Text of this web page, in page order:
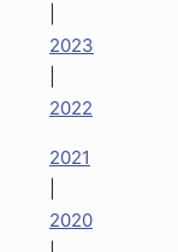
2023
2022
2021
2020